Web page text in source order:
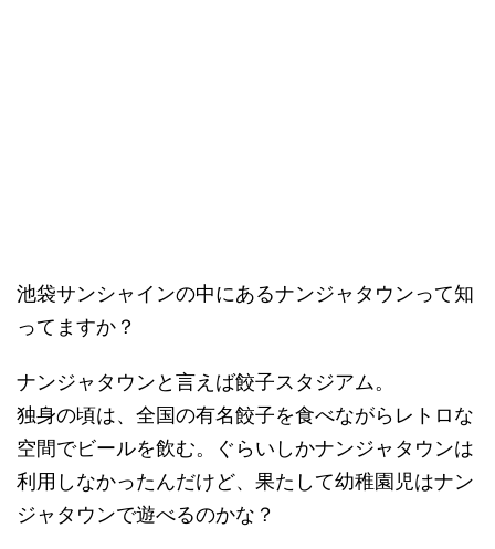
池袋サンシャインの中にあるナンジャタウンって知
ってますか？
ナンジャタウンと言えば餃子スタジアム。
独身の頃は、全国の有名餃子を食べながらレトロな
空間でビールを飲む。ぐらいしかナンジャタウンは
利用しなかったんだけど、果たして幼稚園児はナン
ジャタウンで遊べるのかな？